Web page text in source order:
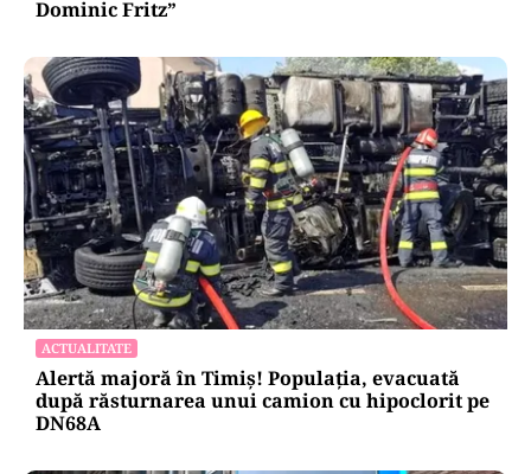
Dominic Fritz”
ACTUALITATE
Alertă majoră în Timiș! Populația, evacuată
după răsturnarea unui camion cu hipoclorit pe
DN68A